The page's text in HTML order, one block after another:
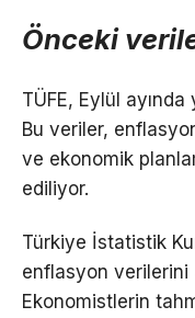
Önceki
TÜFE, Eylül
Bu veriler,
ve ekonomik
ediliyor.
Türkiye İstatistik
enflasyon verilerini
Ekonomistlerin